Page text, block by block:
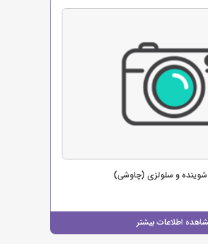
اطلاعات بیشتر
شوینده و سلولزی (چاوشی)